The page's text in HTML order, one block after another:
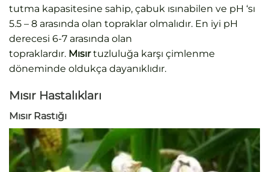
tutma kapasitesine sahip, çabuk ısınabilen ve pH ‘sı
5.5 – 8 arasında olan topraklar olmalıdır. En iyi pH
derecesi 6-7 arasında olan
topraklardır. Mısırtuzluluğa karşı çimlenme
döneminde oldukça dayanıklıdır.
Mısır Hastalıkları
Mısır Rastığı